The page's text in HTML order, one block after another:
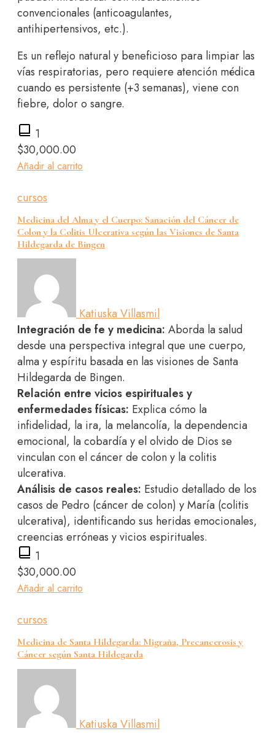
convencionales (anticoagulantes,
antihipertensivos, etc.).
Es un reflejo natural y beneficioso para limpiar las
vías respiratorias, pero requiere atención médica
cuando es persistente (+3 semanas), viene con
fiebre, dolor o sangre.
1
$30,000.00
Añadir al carrito
cursos
Medicina del Alma y el Cuerpo: Sanación del Cáncer de
Colon y la Colitis Ulcerativa según las Visiones de Santa
Hildegarda de Bingen
Katiuska Villasmil
Integración de fe y medicina: Aborda la salud
desde una perspectiva integral que une cuerpo,
alma y espíritu basada en las visiones de Santa
Hildegarda de Bingen.
Relación entre vicios espirituales y
enfermedades físicas: Explica cómo la
infidelidad, la ira, la melancolía, la dependencia
emocional, la cobardía y el olvido de Dios se
vinculan con el cáncer de colon y la colitis
ulcerativa.
Análisis de casos reales: Estudio detallado de los
casos de Pedro (cáncer de colon) y María (colitis
ulcerativa), identificando sus heridas emocionales,
creencias erróneas y vicios espirituales.
1
$30,000.00
Añadir al carrito
cursos
Medicina de Santa Hildegarda: Migraña, Precancerosis y
Cáncer según Santa Hildegarda
Katiuska Villasmil